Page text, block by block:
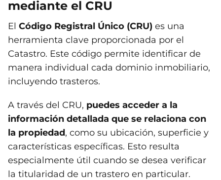
mediante el CRU
El Código Registral Único (CRU) es una
herramienta clave proporcionada por el
Catastro. Este código permite identificar de
manera individual cada dominio inmobiliario,
incluyendo trasteros.
A través del CRU, puedes acceder a la
información detallada que se relaciona con
la propiedad, como su ubicación, superficie y
características específicas. Esto resulta
especialmente útil cuando se desea verificar
la titularidad de un trastero en particular.